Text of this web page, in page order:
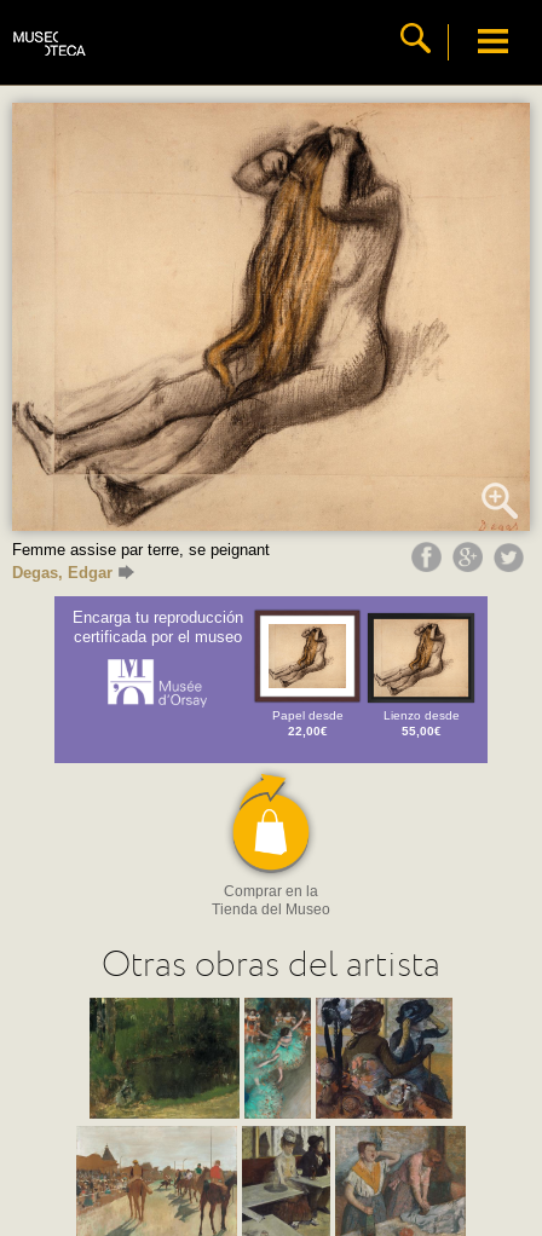
Femme assise par terre, se peignant
Degas, Edgar
Encarga tu reproducción
certificada por el museo
Papel desde
22,00€
Lienzo desde
55,00€
Comprar en la
Tienda del Museo
Otras obras del artista